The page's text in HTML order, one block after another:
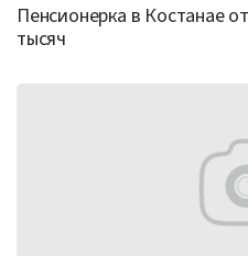
Пенсионерка в Костанае
тысяч